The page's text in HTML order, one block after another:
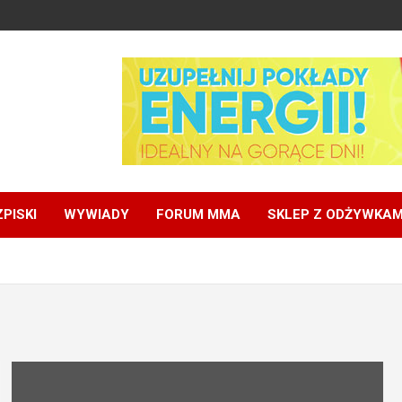
WYWIADY FORUM MMA SKLEP Z